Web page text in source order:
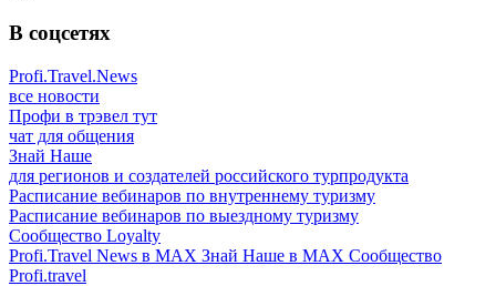
В соцсетях
Profi.Travel.News
все новости
Профи в трэвел тут
чат для общения
Знай Наше
для регионов и создателей российского турпродукта
Расписание вебинаров по внутреннему туризму
Расписание вебинаров по выездному туризму
Сообщество Loyalty
Profi.Travel News в MAX Знай Наше в MAX Сообщество
Profi.travel